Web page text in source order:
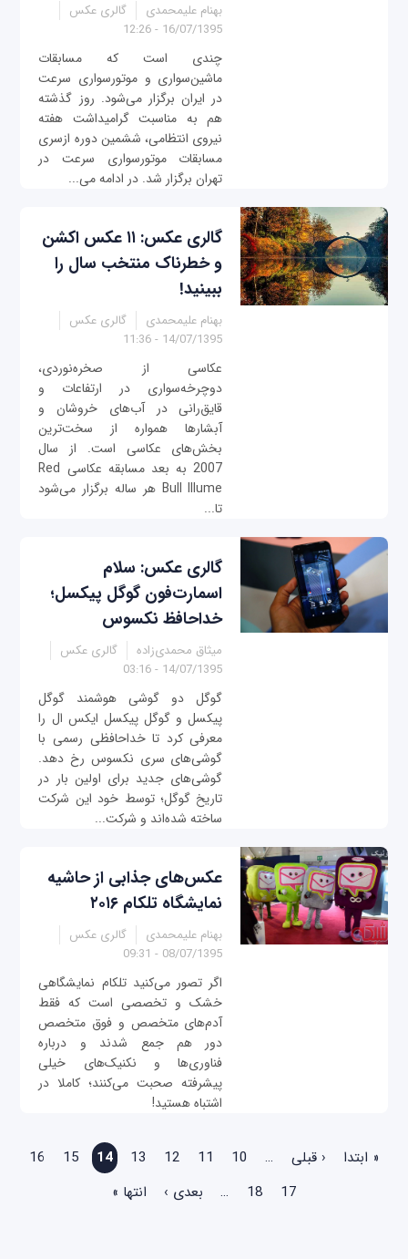
بهنام علیمحمدی
گالری عکس
16/07/1395 - 12:26
چندی است که مسابقات
ماشین‌سواری و موتورسواری سرعت
در ایران برگزار می‌شود. روز گذشته
هم به مناسبت گرامیداشت هفته
نیروی انتظامی، ششمین دوره ازسری
مسابقات موتورسواری سرعت در
تهران برگزار شد. در ادامه می...
گالری عکس: ۱۱ عکس اکشن
و خطرناک منتخب سال را
ببینید!
بهنام علیمحمدی
گالری عکس
14/07/1395 - 11:36
عکاسی از صخره‌نوردی،
دوچرخه‌سواری در ارتفاعات و
قایق‌رانی در آب‌های خروشان و
آبشارها همواره از سخت‌ترین
بخش‌های عکاسی است. از سال
2007 به بعد مسابقه عکاسی Red
Bull Illume هر ساله برگزار می‌شود
تا...
گالری عکس: سلام
اسمارت‌فون گوگل پیکسل؛
خداحافظ نکسوس
میثاق محمدی‌زاده
گالری عکس
14/07/1395 - 03:16
گوگل دو گوشی هوشمند گوگل
پیکسل و گوگل پیکسل ایکس ال را
معرفی کرد تا خداحافظی رسمی با
گوشی‌های سری نکسوس رخ دهد.
گوشی‌های جدید برای اولین بار در
تاریخ گوگل؛ توسط خود این شرکت
ساخته شده‌اند و شرکت...
عکس‌های جذابی از حاشیه
نمایشگاه تلکام ۲۰۱۶
بهنام علیمحمدی
گالری عکس
08/07/1395 - 09:31
اگر تصور می‌کنید تلکام نمایشگاهی
خشک و تخصصی است که فقط
آدم‌های متخصص و فوق متخصص
دور هم جمع شدند و درباره
فناوری‌ها و نکنیک‌های خیلی
پیشرفته صحبت می‌کنند؛ کاملا در
اشتباه هستید!
« ابتدا ‹ قبلی …
10
11
12
13
14
15
16
17
18
… بعدی › انتها »